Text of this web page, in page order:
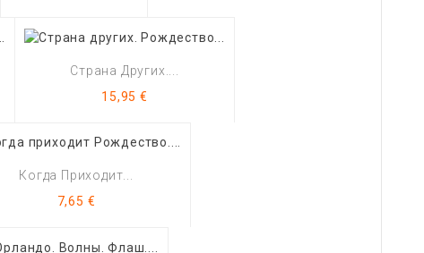
Страна Других....
Цена
15,95 €
Когда Приходит...
Цена
7,65 €